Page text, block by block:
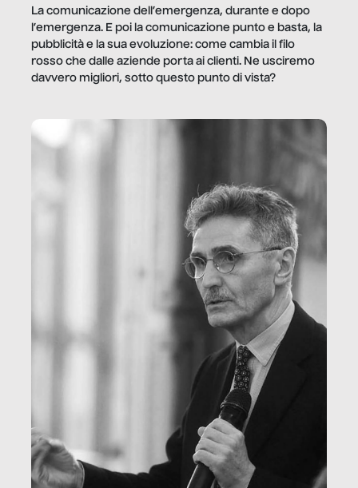
La comunicazione dell’emergenza, durante e dopo
l’emergenza. E poi la comunicazione punto e basta, la
pubblicità e la sua evoluzione: come cambia il filo
rosso che dalle aziende porta ai clienti. Ne usciremo
davvero migliori, sotto questo punto di vista?